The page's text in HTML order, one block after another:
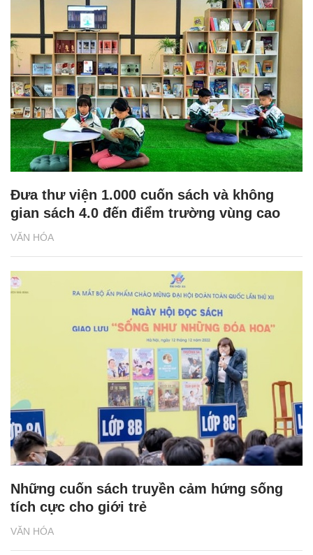
VĂN HÓA
Đưa thư viện 1.000 cuốn sách và không
gian sách 4.0 đến điểm trường vùng cao
VĂN HÓA
Những cuốn sách truyền cảm hứng sống
tích cực cho giới trẻ